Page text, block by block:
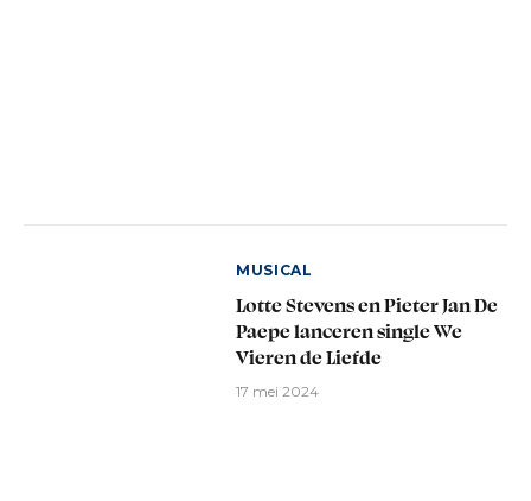
MUSICAL
Lotte Stevens en Pieter Jan De
Paepe lanceren single We
Vieren de Liefde
17 mei 2024